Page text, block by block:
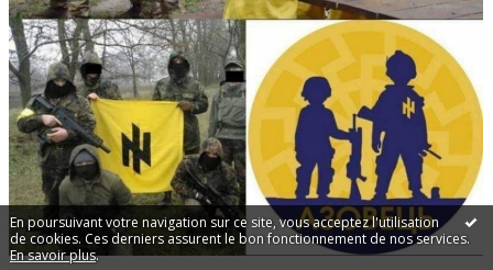
En poursuivant votre navigation sur ce site, vous acceptez l'utilisation
de cookies. Ces derniers assurent le bon fonctionnement de nos services.
En savoir plus.